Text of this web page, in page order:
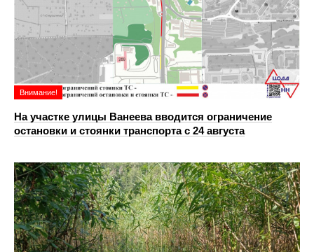
Внимание!
На участке улицы Ванеева вводится ограничение
остановки и стоянки транспорта с 24 августа